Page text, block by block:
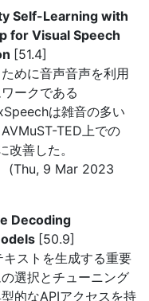
Self-Learning with
for Visual Speech
[51.4]
めに音声音声を利用
ークである
は雑音の多い
TED上での
善した。
(Thu, 9 Mar 2023
Decoding
[50.9]
ストを生成する重要
選択とチューニング
的なAPIアクセスを持